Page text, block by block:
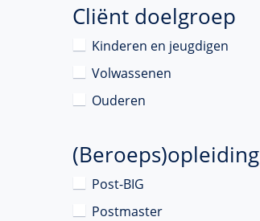
Cliënt doelgroep
Kinderen en jeugdigen
Volwassenen
Ouderen
(Beroeps)opleiding
Post-BIG
Postmaster